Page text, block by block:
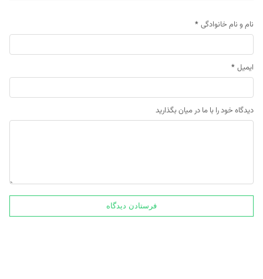
نام و نام خانوادگی *
ایمیل *
دیدگاه خود را با ما در میان بگذارید